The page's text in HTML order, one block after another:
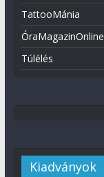
TattooMánia
ÓraMagazinOnline
Túlélés
Kiadványok